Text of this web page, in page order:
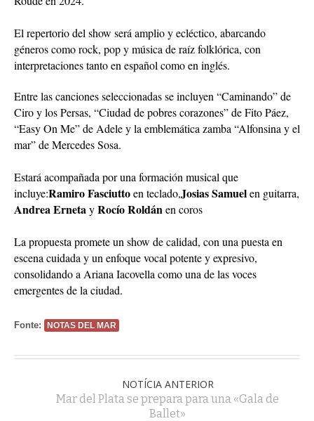
El repertorio del show será amplio y ecléctico, abarcando
géneros como rock, pop y música de raíz folklórica, con
interpretaciones tanto en español como en inglés.
Entre las canciones seleccionadas se incluyen “Caminando”de
Ciro y los Persas, “Ciudad de pobres corazones” de Fito Páez,
“Easy On Me” de Adele y la emblemática zamba “Alfonsina y el
mar” de Mercedes Sosa.
Estará acompañada por una formación musical que
incluye:Ramiro Fasciuttoen teclado,Josias Samuelen guitarra,
Andrea ErnetayRocío Roldánen coros
La propuesta promete un show de calidad, con una puesta en
escena cuidada y un enfoque vocal potente y expresivo,
consolidando a Ariana Iacovella como una de las voces
emergentes de la ciudad.
Fonte: NOTAS DEL MAR
NOTÍCIA ANTERIOR
Mar del Plata se prepara para una «Gala de
Ballet»